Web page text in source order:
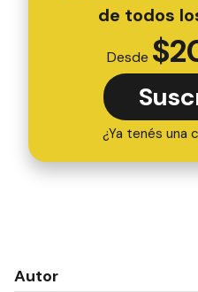
de todos
Desde $
¿Ya tenés una
Autor